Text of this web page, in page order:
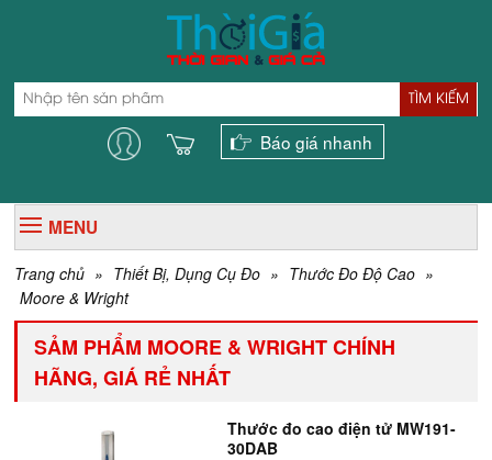
TÌM KIẾM
Báo giá nhanh
MENU
Trang chủ » Thiết Bị, Dụng Cụ Đo » Thước Đo Độ Cao »
Moore & Wright
SẢM PHẨM MOORE & WRIGHT CHÍNH
HÃNG, GIÁ RẺ NHẤT
Thước đo cao điện tử MW191-
30DAB